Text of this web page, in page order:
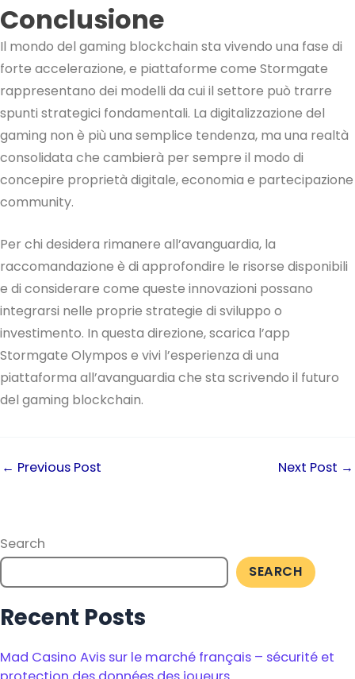
Conclusione
Il mondo del gaming blockchain sta vivendo una fase di
forte accelerazione, e piattaforme come Stormgate
rappresentano dei modelli da cui il settore può trarre
spunti strategici fondamentali. La digitalizzazione del
gaming non è più una semplice tendenza, ma una realtà
consolidata che cambierà per sempre il modo di
concepire proprietà digitale, economia e partecipazione
community.
Per chi desidera rimanere all’avanguardia, la
raccomandazione è di approfondire le risorse disponibili
e di considerare come queste innovazioni possano
integrarsi nelle proprie strategie di sviluppo o
investimento. In questa direzione, scarica l’app
Stormgate Olympos e vivi l’esperienza di una
piattaforma all’avanguardia che sta scrivendo il futuro
del gaming blockchain.
← Previous Post Next Post →
Search
SEARCH
Recent Posts
Mad Casino Avis sur le marché français – sécurité et